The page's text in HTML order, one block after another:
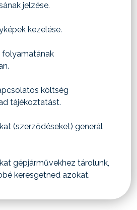
jelzése.
kezelése.
folyamatának
költség
tájékoztatást.
(szerződéseket) generál
gépjárművekhez tárolunk,
keresgetned azokat.